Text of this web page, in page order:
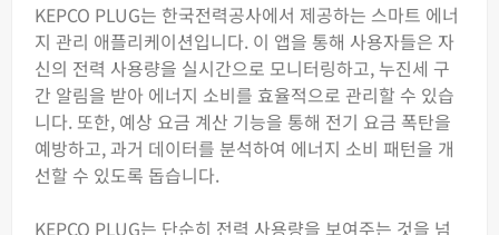
KEPCO PLUG는 한국전력공사에서 제공하는 스마트 에너
지 관리 애플리케이션입니다. 이 앱을 통해 사용자들은 자
신의 전력 사용량을 실시간으로 모니터링하고, 누진세 구
간 알림을 받아 에너지 소비를 효율적으로 관리할 수 있습
니다. 또한, 예상 요금 계산 기능을 통해 전기 요금 폭탄을
예방하고, 과거 데이터를 분석하여 에너지 소비 패턴을 개
선할 수 있도록 돕습니다.
KEPCO PLUG는 단순히 전력 사용량을 보여주는 것을 넘